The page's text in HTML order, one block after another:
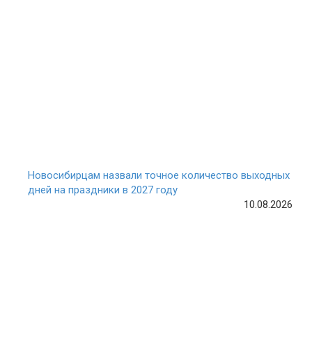
Новосибирцам назвали точное количество выходных
дней на праздники в 2027 году
10.08.2026